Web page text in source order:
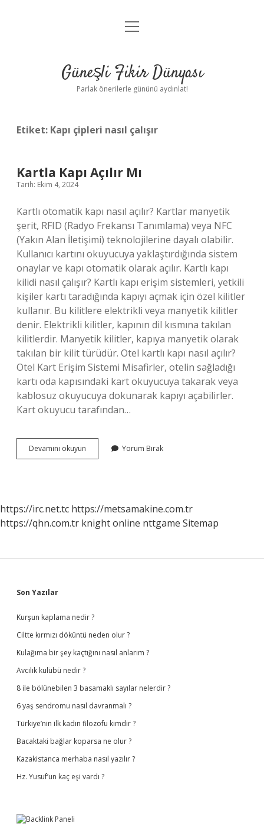
Anasayfa
Yasal Uyarı
menüyü
Güneşli Fikir Dünyası
Parlak önerilerle gününü aydınlat!
Etiket: Kapı çipleri nasıl çalışır
Kartla Kapı Açılır Mı
Tarih: Ekim 4, 2024
Kartlı otomatik kapı nasıl açılır? Kartlar manyetik
şerit, RFID (Radyo Frekansı Tanımlama) veya NFC
(Yakın Alan İletişimi) teknolojilerine dayalı olabilir.
Kullanıcı kartını okuyucuya yaklaştırdığında sistem
onaylar ve kapı otomatik olarak açılır. Kartlı kapı
kilidi nasıl çalışır? Kartlı kapı erişim sistemleri, yetkili
kişiler kartı taradığında kapıyı açmak için özel kilitler
kullanır. Bu kilitlere elektrikli veya manyetik kilitler
denir. Elektrikli kilitler, kapının dil kısmına takılan
kilitlerdir. Manyetik kilitler, kapıya manyetik olarak
takılan bir kilit türüdür. Otel kartlı kapı nasıl açılır?
Otel Kart Erişim Sistemi Misafirler, otelin sağladığı
kartı oda kapısındaki kart okuyucuya takarak veya
kablosuz okuyucuya dokunarak kapıyı açabilirler.
Kart okuyucu tarafından…
Devamını okuyun
Kapı
Yorum Bırak
https://irc.net.tc https://metsamakine.com.tr
https://qhn.com.tr knight online nttgame Sitemap
Sidebar
Son Yazılar
Kurşun kaplama nedir ?
Ciltte kırmızı döküntü neden olur ?
Kulağıma bir şey kaçtığını nasıl anlarım ?
Avcılık kulübü nedir ?
8 ile bölünebilen 3 basamaklı sayılar nelerdir ?
6 yaş sendromu nasıl davranmalı ?
Türkiye’nin ilk kadın filozofu kimdir ?
Bacaktaki bağlar koparsa ne olur ?
Kazakistanca merhaba nasıl yazılır ?
Hz. Yusuf’un kaç eşi vardı ?